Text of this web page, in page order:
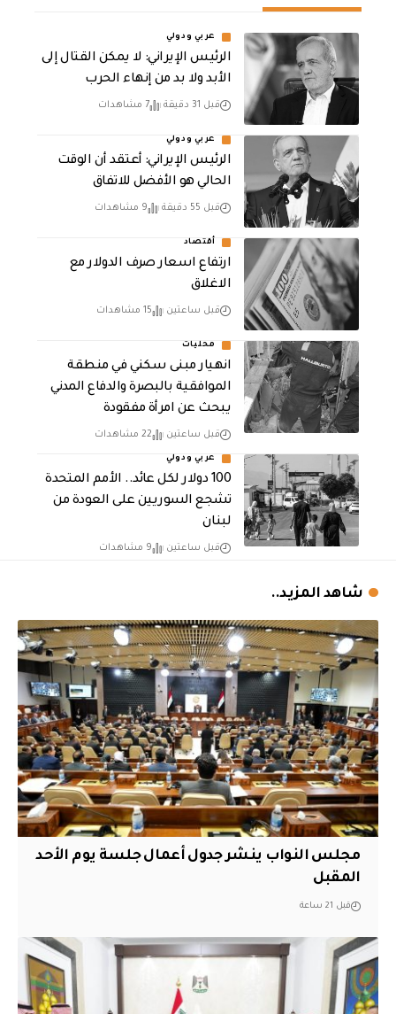
عربي ودولي
الرئيس الإيراني: لا يمكن القتال إلى
الأبد ولا بد من إنهاء الحرب
قبل 31 دقيقة 7 مشاهدات
عربي ودولي
الرئيس الإيراني: أعتقد أن الوقت
الحالي هو الأفضل للاتفاق
قبل 55 دقيقة 9 مشاهدات
أقتصاد
ارتفاع اسعار صرف الدولار مع
الاغلاق
قبل ساعتين 15 مشاهدات
محليات
انهيار مبنى سكني في منطقة
الموافقية بالبصرة والدفاع المدني
يبحث عن امرأة مفقودة
قبل ساعتين 22 مشاهدات
عربي ودولي
100 دولار لكل عائد.. الأمم المتحدة
تشجع السوريين على العودة من
لبنان
قبل ساعتين 9 مشاهدات
شاهد المزيد..
مجلس النواب ينشر جدول أعمال جلسة يوم الأحد
المقبل
قبل 21 ساعة